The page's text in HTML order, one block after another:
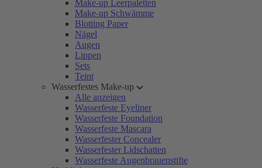
Make-up Leerpaletten
Make-up Schwämme
Blotting Paper
Nägel
Augen
Lippen
Sets
Teint
Wasserfestes Make-up
Alle anzeigen
Wasserfeste Eyeliner
Wasserfeste Foundation
Wasserfeste Mascara
Wasserfester Concealer
Wasserfester Lidschatten
Wasserfeste Augenbrauenstifte